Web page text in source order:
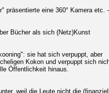
präsentierte eine 360° Kamera etc.
Bücher als sich (Netz)Kunst
sie hat sich verpuppt, aber
Kokon und verpuppt sich
Öffentlichkeit hinaus.
weil die Leute nicht die